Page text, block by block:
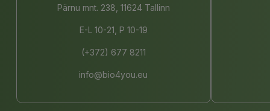
Pärnu mnt. 238, 11624 Tallinn
E-L 10-21, P 10-19
(+372) 677 8211
info@bio4you.eu